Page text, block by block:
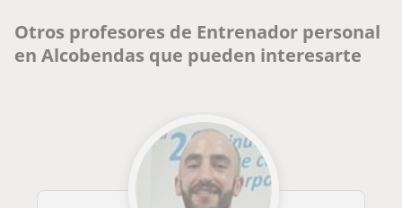
Otros profesores de Entrenador personal
en Alcobendas que pueden interesarte